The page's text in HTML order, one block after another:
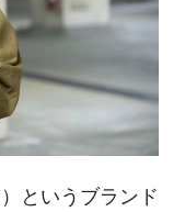
というブランド